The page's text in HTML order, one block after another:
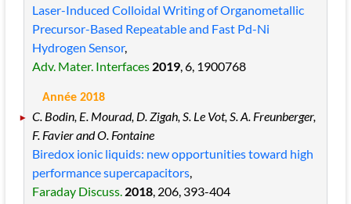
Laser-Induced Colloidal Writing of Organometallic
Precursor-Based Repeatable and Fast Pd-Ni
Hydrogen Sensor,
Adv. Mater. Interfaces2019, 6, 1900768
Année 2018
C. Bodin, E. Mourad, D. Zigah, S. Le Vot, S. A. Freunberger,
F. Favier and O. Fontaine
Biredox ionic liquids: new opportunities toward high
performance supercapacitors,
Faraday Discuss.2018, 206, 393-404